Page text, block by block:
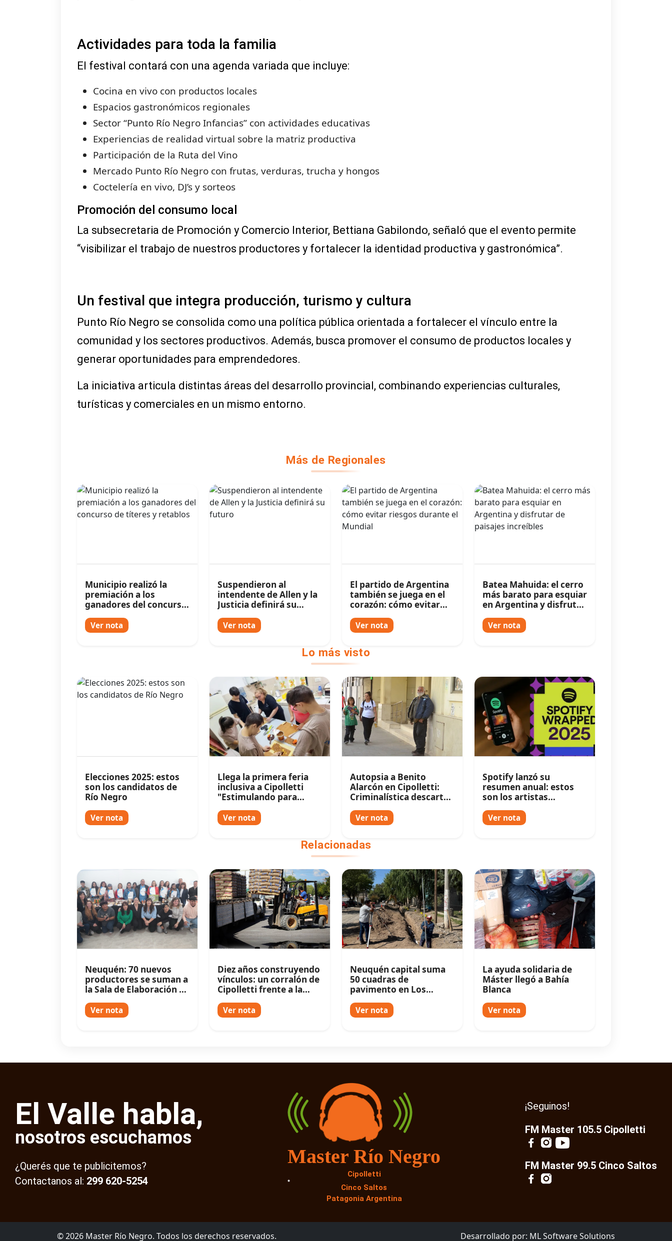
Actividades para toda la familia
El festival contará con una agenda variada que incluye:
Cocina en vivo con productos locales
Espacios gastronómicos regionales
Sector “Punto Río Negro Infancias” con actividades educativas
Experiencias de realidad virtual sobre la matriz productiva
Participación de la Ruta del Vino
Mercado Punto Río Negro con frutas, verduras, trucha y hongos
Coctelería en vivo, DJ’s y sorteos
Promoción del consumo local
La subsecretaria de Promoción y Comercio Interior, Bettiana Gabilondo, señaló que el evento permite
“visibilizar el trabajo de nuestros productores y fortalecer la identidad productiva y gastronómica”.
Un festival que integra producción, turismo y cultura
Punto Río Negro se consolida como una política pública orientada a fortalecer el vínculo entre la
comunidad y los sectores productivos. Además, busca promover el consumo de productos locales y
generar oportunidades para emprendedores.
La iniciativa articula distintas áreas del desarrollo provincial, combinando experiencias culturales,
turísticas y comerciales en un mismo entorno.
Más de Regionales
Municipio realizó la
premiación a los
ganadores del concurso
Ver nota
Suspendieron al
intendente de Allen y la
Justicia definirá su
Ver nota
El partido de Argentina
también se juega en el
corazón: cómo evitar
Mundial
Ver nota
Batea Mahuida: el cerro
más barato para esquiar
en Argentina y disfrutar
Ver nota
Lo más visto
Elecciones 2025: estos
son los candidatos de
Río Negro
Ver nota
Llega la primera feria
inclusiva a Cipolletti
"Estimulando para
Ver nota
Autopsia a Benito
Alarcón en Cipolletti:
Criminalística descartó
Ver nota
Spotify lanzó su
resumen anual: estos
son los artistas
escuchados
Ver nota
Relacionadas
Neuquén: 70 nuevos
productores se suman a
la Sala de Elaboración de
Ver nota
Diez años construyendo
vínculos: un corralón de
Cipolletti frente a la
Ver nota
Neuquén capital suma
50 cuadras de
pavimento en Los
Ver nota
La ayuda solidaria de
Máster llegó a Bahía
Blanca
Ver nota
El Valle habla,
nosotros escuchamos
¿Querés que te publicitemos?
Contactanos al: 299 620-5254
Master Río Negro
Cipolletti
Cinco Saltos
Patagonia Argentina
¡Seguinos!
FM Master 105.5 Cipolletti
FM Master 99.5 Cinco Saltos
© 2026 Master Río Negro. Todos los derechos reservados. Desarrollado por: ML Software Solutions